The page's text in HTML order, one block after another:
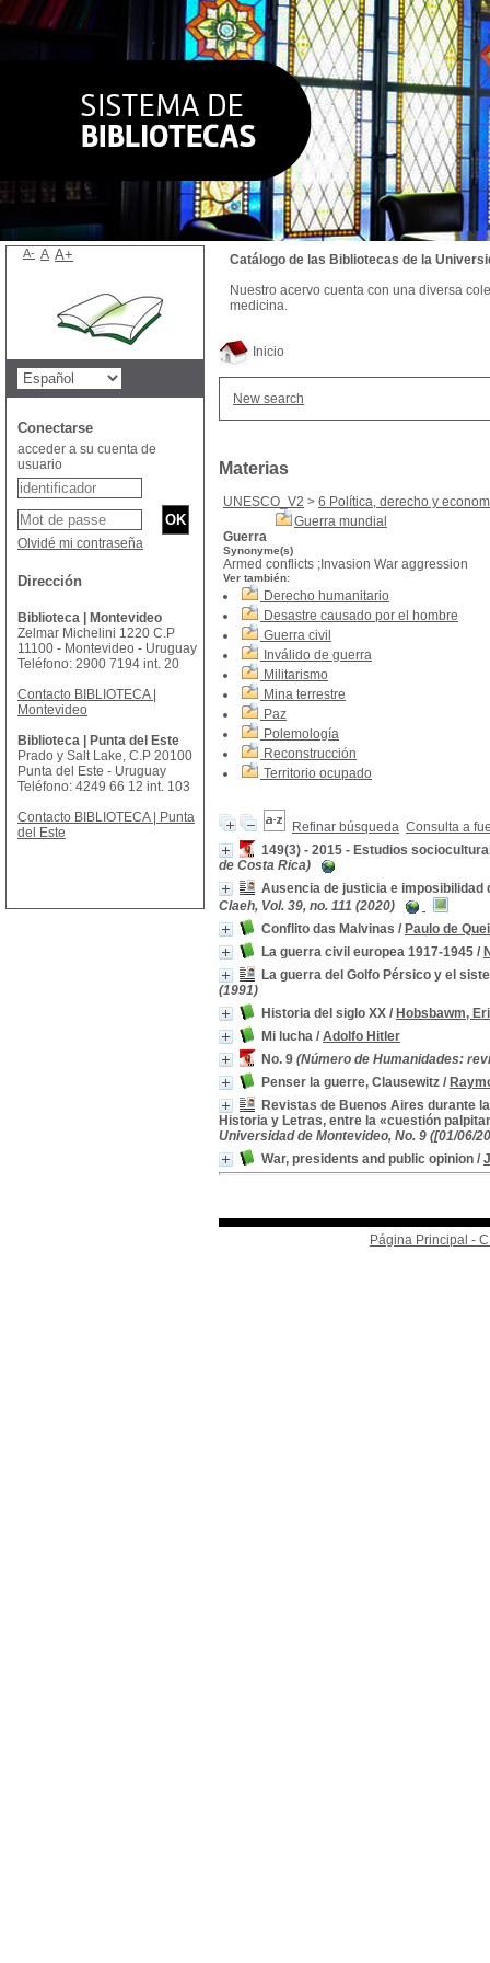
Inicio
New search
Materias
UNESCO_V2 > 6 Política, derecho y
Guerra mundial
Guerra
Synonyme(s)
Armed conflicts ;Invasion War aggression
Ver también:
Derecho humanitario
Desastre causado por el hombre
Guerra civil
Inválido de guerra
Militarismo
Mina terrestre
Paz
Polemología
Reconstrucción
Territorio ocupado
Refinar búsqueda Consulta a
149(3) - 2015 - Estudios
de Costa Rica)
Ausencia de justicia e imposibilidad
Claeh, Vol. 39, no. 111 (2020)
Conflito das Malvinas / Paulo de
La guerra civil europea 1917-1945 /
La guerra del Golfo Pérsico y el
(1991)
Historia del siglo XX / Hobsbawm,
Mi lucha / Adolfo Hitler
No. 9 (Número de Humanidades:
Penser la guerre, Clausewitz /
Revistas de Buenos Aires durante
Historia y Letras, entre la «cuestión
Universidad de Montevideo, No. 9 ([01/06/
War, presidents and public opinion /
Página Principal -
Catálogo de las Bibliotecas de la
Nuestro acervo cuenta con una diversa
medicina.
A- A A+
Conectarse
acceder a su cuenta de
usuario
Olvidé mi contraseña
Dirección
Biblioteca | Montevideo
Zelmar Michelini 1220 C.P
11100 - Montevideo - Uruguay
Teléfono: 2900 7194 int. 20
Contacto BIBLIOTECA |
Montevideo
Biblioteca | Punta del Este
Prado y Salt Lake, C.P 20100
Punta del Este - Uruguay
Teléfono: 4249 66 12 int. 103
Contacto BIBLIOTECA | Punta
del Este